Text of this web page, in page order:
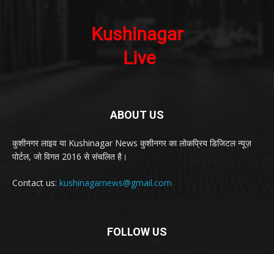
ABOUT US
कुशीनगर लाइव या Kushinagar News कुशीनगर का लोकप्रिय डिजिटल न्यूज़
पोर्टल, जो विगत 2016 से संचलित है।
Contact us: kushinagarnews@gmail.com
FOLLOW US